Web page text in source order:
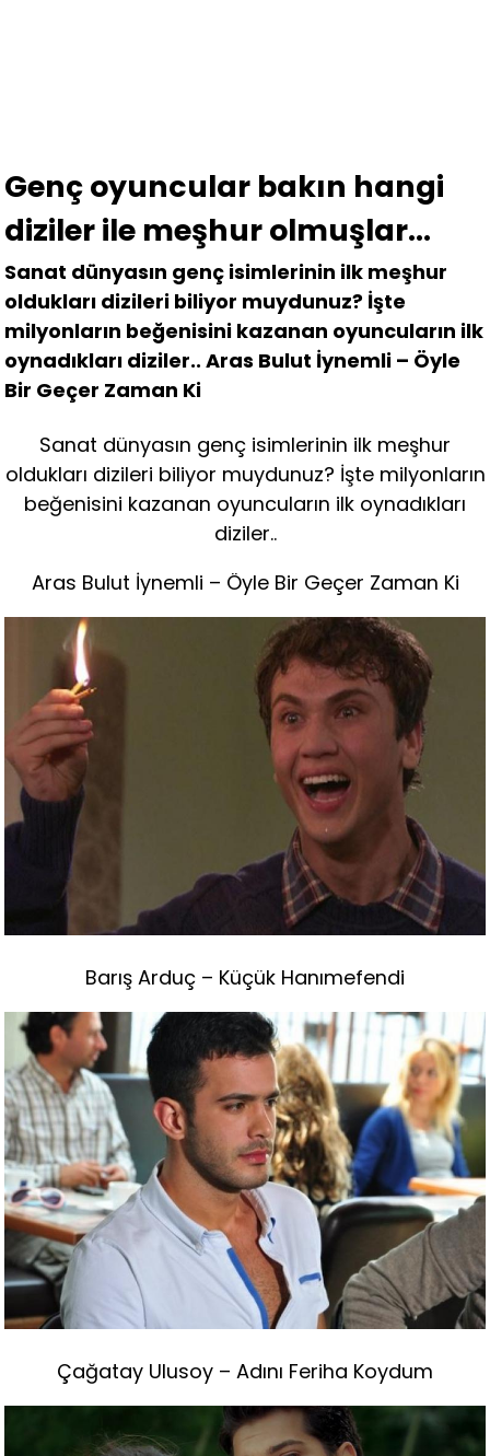
Genç oyuncular bakın hangi
diziler ile meşhur olmuşlar…
Sanat dünyasın genç isimlerinin ilk meşhur
oldukları dizileri biliyor muydunuz? İşte
milyonların beğenisini kazanan oyuncuların ilk
oynadıkları diziler.. Aras Bulut İynemli – Öyle
Bir Geçer Zaman Ki
Sanat dünyasın genç isimlerinin ilk meşhur
oldukları dizileri biliyor muydunuz? İşte milyonların
beğenisini kazanan oyuncuların ilk oynadıkları
diziler..
Aras Bulut İynemli – Öyle Bir Geçer Zaman Ki
Barış Arduç – Küçük Hanımefendi
Çağatay Ulusoy – Adını Feriha Koydum